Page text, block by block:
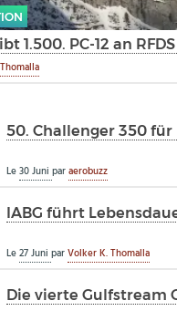
1.500. PC-12 an RFDS
50. Challenger 350 für
Le30 Juni paraerobuzz
IABG führt
Le27 Juni parVolker K. Thomalla
Die vierte Gulfstream